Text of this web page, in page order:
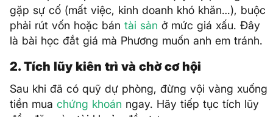
gặp sự cố (mất việc, kinh doanh khó khăn…), buộc
phải rút vốn hoặc bán tài sản ở mức giá xấu. Đây
là bài học đắt giá mà Phương muốn anh em tránh.
2. Tích lũy kiên trì và chờ cơ hội
Sau khi đã có quỹ dự phòng, đừng vội vàng xuống
tiền mua chứng khoán ngay. Hãy tiếp tục tích lũy